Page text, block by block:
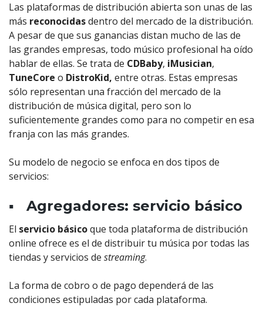
Las plataformas de distribución abierta son unas de las
más reconocidasdentro del mercado de la distribución.
A pesar de que sus ganancias distan mucho de las de
las grandes empresas, todo músico profesional ha oído
hablar de ellas. Se trata de CDBaby, iMusician,
TuneCore o DistroKid, entre otras. Estas empresas
sólo representan una fracción del mercado de la
distribución de música digital, pero son lo
suficientemente grandes como para no competir en esa
franja con las más grandes.
Su modelo de negocio se enfoca en dos tipos de
servicios:
▪️ Agregadores: servicio básico
El servicio básicoque toda plataforma de distribución
online ofrece es el de distribuir tu música por todas las
tiendas y servicios de streaming.
La forma de cobro o de pago dependerá de las
condiciones estipuladas por cada plataforma.